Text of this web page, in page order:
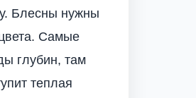
Блесны нужны
Самые
глубин, там
теплая